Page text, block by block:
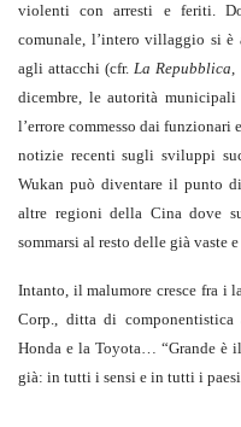
violenti con arresti e feriti.
comunale, l’intero villaggio si è
agli attacchi (cfr.La Repubblica,
dicembre, le autorità municipali
l’errore commesso dai funzionari
notizie recenti sugli sviluppi
Wukan può diventare il punto
altre regioni della Cina dove
sommarsi al resto delle già vaste
Intanto, il malumore cresce fra i
Corp., ditta di componentistica
Honda e la Toyota… “Grande è
già: in tutti i sensi e in tutti i